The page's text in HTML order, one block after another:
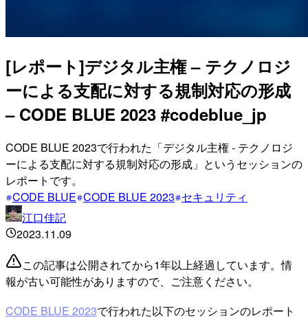
[レポート]デジタル主権 – テクノロジ
ーによる支配に対する規制対応の形成​​​
– CODE BLUE 2023 #codeblue_jp
CODE BLUE 2023で行われた「デジタル主権 - テクノロジ
ーによる支配に対する規制対応の形成​」というセッションの
レポートです。
CODE BLUE CODE BLUE 2023 セキュリティ
江口佳記
2023.11.09
この記事は公開されてから1年以上経過しています。情
報が古い可能性がありますので、ご注意ください。
CODE BLUE 2023で行われた以下のセッションのレポート